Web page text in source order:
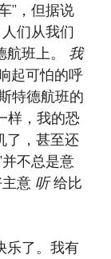
”，但据说
们从我们
班上。 我
起可怕的呼
特德航班的
样，我的恐
了，甚至还
不总是意
意 听给比
乐了。我有